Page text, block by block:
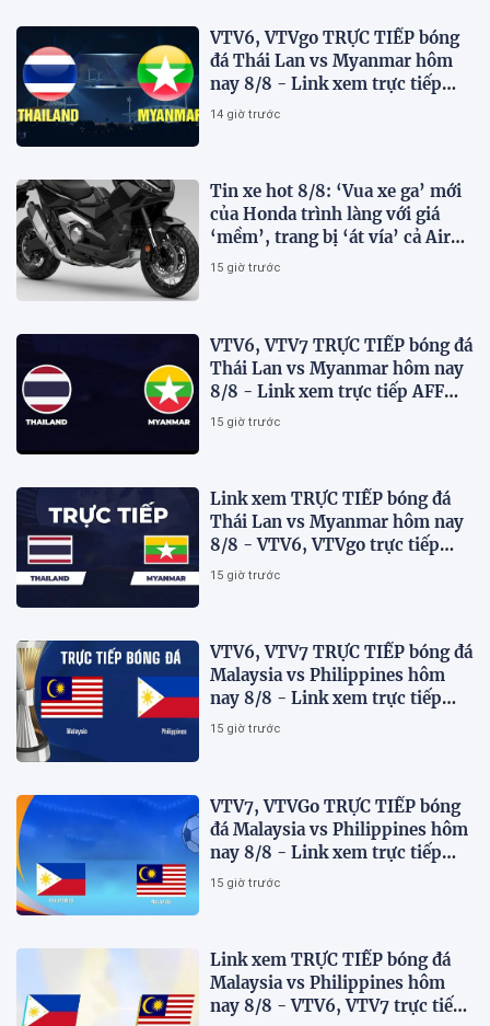
VTV6, VTVgo TRỰC TIẾP bóng
đá Thái Lan vs Myanmar hôm
nay 8/8 - Link xem trực tiếp
AFF Cup 2026 mới nhất
14 giờ trước
Tin xe hot 8/8: ‘Vua xe ga’ mới
của Honda trình làng với giá
‘mềm’, trang bị ‘át vía’ cả Air
Blade và SH
15 giờ trước
VTV6, VTV7 TRỰC TIẾP bóng đá
Thái Lan vs Myanmar hôm nay
8/8 - Link xem trực tiếp AFF
Cup 2026 mới nhất
15 giờ trước
Link xem TRỰC TIẾP bóng đá
Thái Lan vs Myanmar hôm nay
8/8 - VTV6, VTVgo trực tiếp
AFF Cup 2026
15 giờ trước
VTV6, VTV7 TRỰC TIẾP bóng đá
Malaysia vs Philippines hôm
nay 8/8 - Link xem trực tiếp
AFF Cup 2026 mới nhất
15 giờ trước
VTV7, VTVGo TRỰC TIẾP bóng
đá Malaysia vs Philippines hôm
nay 8/8 - Link xem trực tiếp
AFF Cup 2026 mới nhất
15 giờ trước
Link xem TRỰC TIẾP bóng đá
Malaysia vs Philippines hôm
nay 8/8 - VTV6, VTV7 trực tiếp